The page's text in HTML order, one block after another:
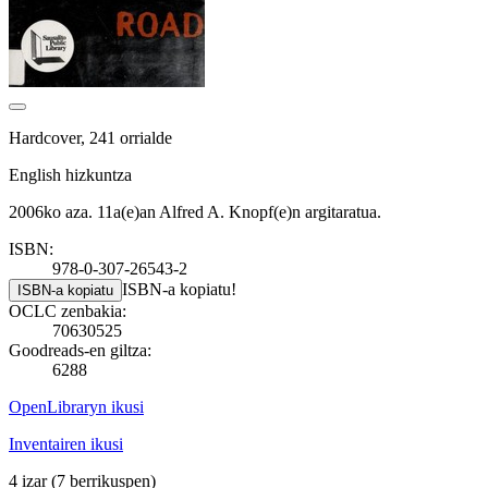
Hardcover, 241 orrialde
English hizkuntza
2006ko aza. 11a(e)an Alfred A. Knopf(e)n argitaratua.
ISBN:
978-0-307-26543-2
ISBN-a kopiatu ISBN-a kopiatu!
OCLC zenbakia:
70630525
Goodreads-en giltza:
6288
OpenLibraryn ikusi
Inventairen ikusi
4 izar(7 berrikuspen)